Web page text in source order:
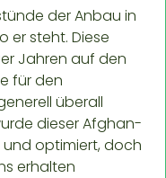
der Anbau in
er steht. Diese
Jahren auf den
für den
überall
dieser Afghan-
optimiert, doch
erhalten